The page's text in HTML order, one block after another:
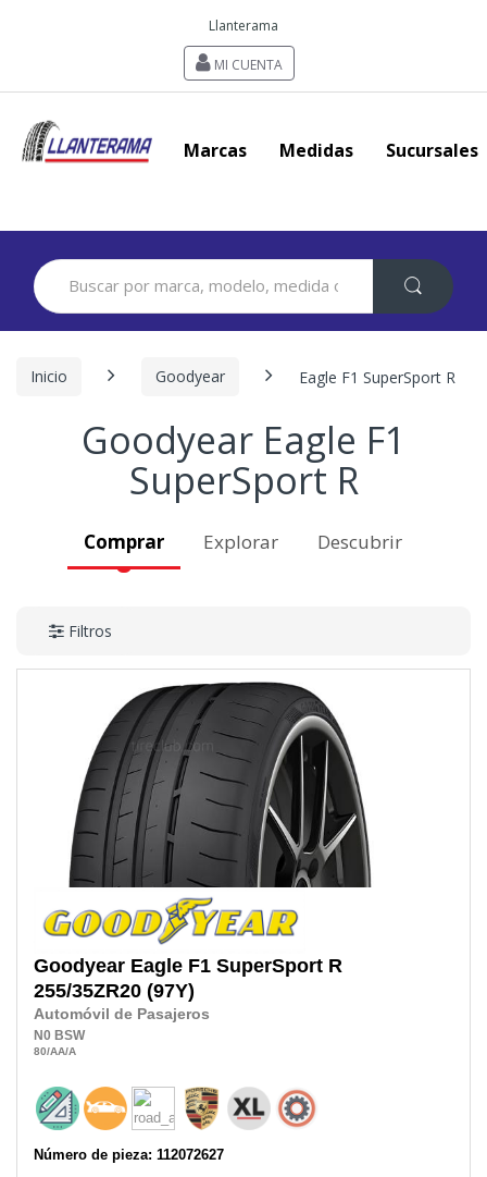
Llanterama
MI CUENTA
Marcas Medidas Sucursales
Search
for:
Inicio Goodyear Eagle F1 SuperSport R
Goodyear Eagle F1
SuperSport R
Comprar Explorar Descubrir
Filtros
Goodyear Eagle F1 SuperSport R
255/35ZR20 (97Y)
Automóvil de Pasajeros
N0 BSW
80/AA/A
Número de pieza: 112072627